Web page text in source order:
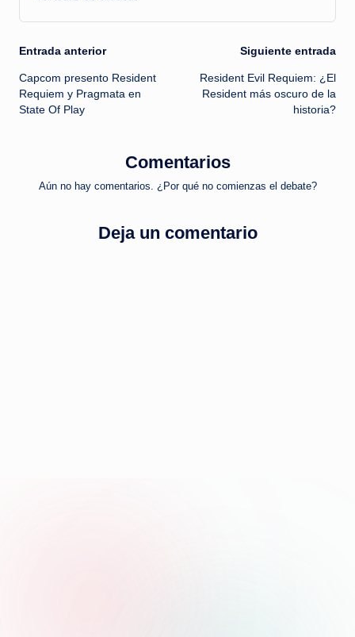
Navegación
de
entradas
Entrada anterior
Capcom presento Resident
Requiem y Pragmata en
State Of Play
Siguiente entrada
Resident Evil Requiem: ¿El
Resident más oscuro de la
historia?
Comentarios
Aún no hay comentarios. ¿Por qué no comienzas el debate?
Deja un comentario